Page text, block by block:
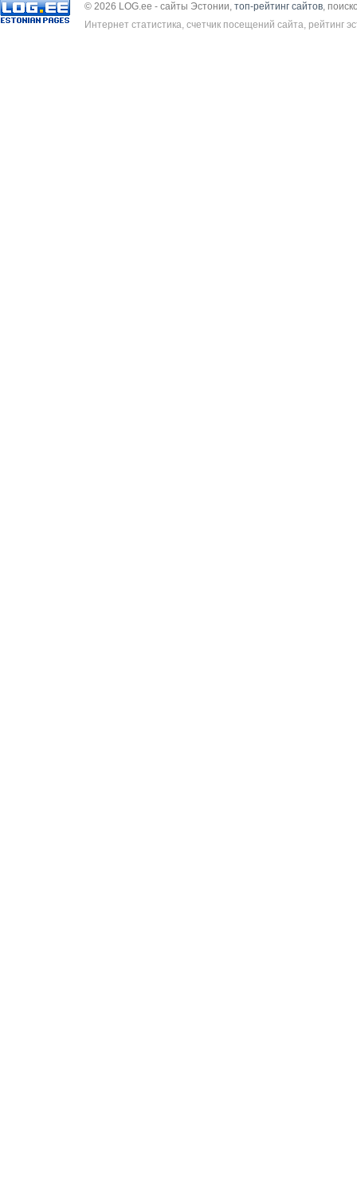
© 2026 LOG.ee - сайты Эстонии, топ-рейтинг сайтов ,
Интернет статистика, счетчик посещений сайта, рейтинг